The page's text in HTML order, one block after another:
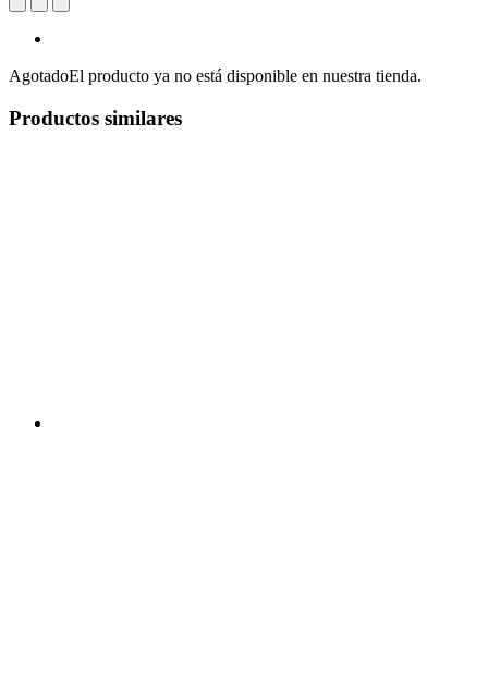
AgotadoEl producto ya no está disponible en nuestra tienda.
Productos similares